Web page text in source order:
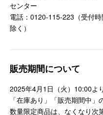
センター
電話：0120-115-223（受付
除く）
販売期間について
2025年4月1日（火）10:00よ
「在庫あり」「販売期間中」
数量限定商品は、なくなり次